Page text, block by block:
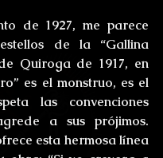
de 1927, me parece
de la “Gallina
Quiroga de 1917, en
es el monstruo, es el
las convenciones
a sus prójimos.
esta hermosa línea